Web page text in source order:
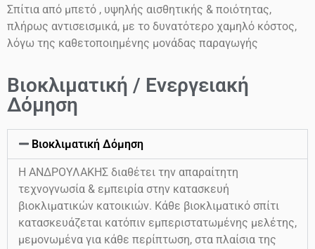
Σπίτια από μπετό , υψηλής αισθητικής & ποιότητας,
πλήρως αντισεισμικά, με το δυνατότερο χαμηλό κόστος,
λόγω της καθετοποιημένης μονάδας παραγωγής
Βιοκλιματική / Ενεργειακή
Δόμηση
Βιοκλιματική Δόμηση
Η ΑΝΔΡΟΥΛΑΚΗΣ διαθέτει την απαραίτητη
τεχνογνωσία & εμπειρία στην κατασκευή
βιοκλιματικών κατοικιών. Κάθε βιοκλιματικό σπίτι
κατασκευάζεται κατόπιν εμπεριστατωμένης μελέτης,
μεμονωμένα για κάθε περίπτωση, στα πλαίσια της